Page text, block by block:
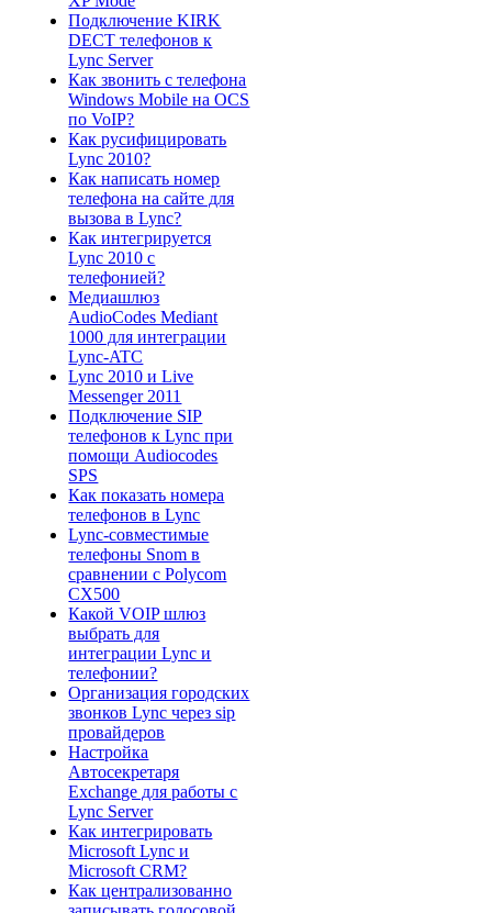
Подключение KIRK
DECT телефонов к
Lync Server
Как звонить с телефона
Windows Mobile на OCS
по VoIP?
Как русифицировать
Lync 2010?
Как написать номер
телефона на сайте для
вызова в Lync?
Как интегрируется
Lync 2010 с
телефонией?
Медиашлюз
AudioСodes Mediant
1000 для интеграции
Lync-ATC
Lync 2010 и Live
Messenger 2011
Подключение SIP
телефонов к Lync при
помощи Audiocodes
SPS
Как показать номера
телефонов в Lync
Lync-совместимые
телефоны Snom в
сравнении с Polycom
CX500
Какой VOIP шлюз
выбрать для
интеграции Lync и
телефонии?
Организация городских
звонков Lync через sip
провайдеров
Настройка
Автосекретаря
Exchange для работы с
Lync Server
Как интегрировать
Microsoft Lync и
Microsoft CRM?
Как централизованно